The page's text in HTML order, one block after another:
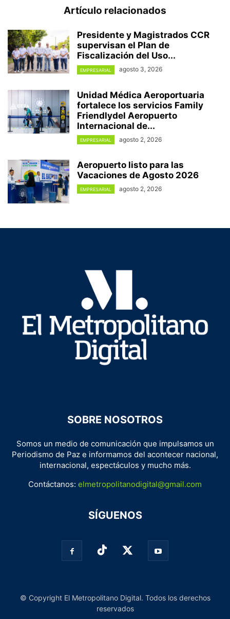
Artículo relacionados
Presidente y Magistrados CCR
supervisan el Plan de
Fiscalización del Uso...
EMPRESARIAL agosto 3, 2026
Unidad Médica Aeroportuaria
fortalece los servicios Family
Friendlydel Aeropuerto
Internacional de...
EMPRESARIAL agosto 2, 2026
Aeropuerto listo para las
Vacaciones de Agosto 2026
EMPRESARIAL agosto 2, 2026
SOBRE NOSOTROS
Somos un medio de comunicación que impulsamos un
Periodismo de Paz e informamos del acontecer nacional,
internacional, espectáculos y mucho más.
Contáctanos: elmetropolitanodigital@gmail.com
SÍGUENOS
© Copyright El Metropolitano Digital. Todos los derechos
reservados